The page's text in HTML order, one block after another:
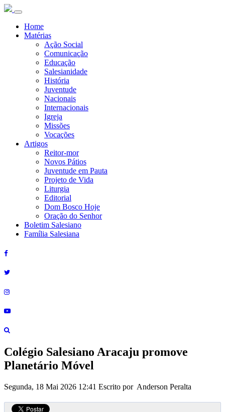
Home
Matérias
Ação Social
Comunicação
Educação
Salesianidade
História
Juventude
Nacionais
Internacionais
Igreja
Missões
Vocações
Artigos
Reitor-mor
Novos Pátios
Juventude em Pauta
Projeto de Vida
Liturgia
Editorial
Dom Bosco Hoje
Oração do Senhor
Boletim Salesiano
Família Salesiana
Colégio Salesiano Aracaju promove
Planetário Móvel
Segunda, 18 Mai 2026 12:41 Escrito por Anderson Peralta